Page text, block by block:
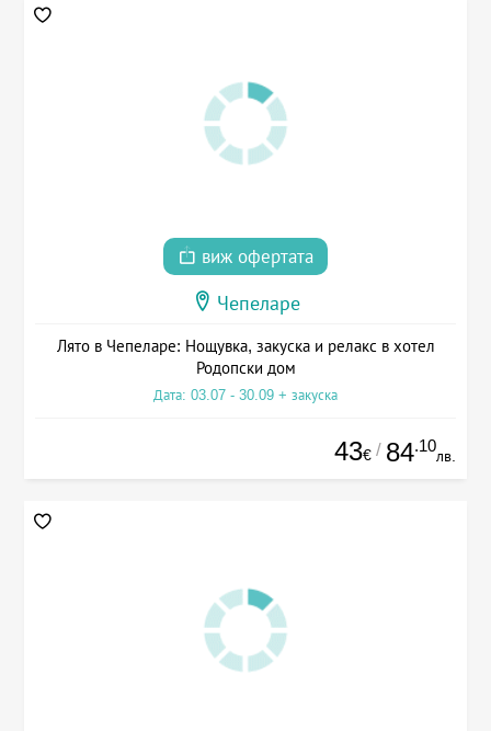
виж офертата
Чепеларе
Лято в Чепеларе: Нощувка, закуска и релакс в хотел
Родопски дом
Дата: 03.07 - 30.09 + закуска
43€ / 84.10
лв.